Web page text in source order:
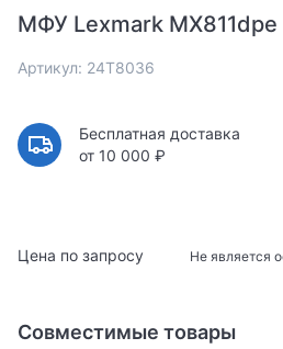
МФУ Lexmark MX811dpe
Артикул: 24T8036
Бесплатная доставка
от 10 000 ₽
Цена по запросу Не является
Совместимые товары